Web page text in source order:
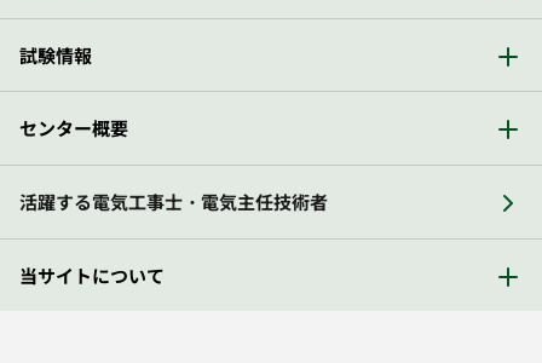
試験情報
センター概要
活躍する電気工事士・電気主任技術者
当サイトについて